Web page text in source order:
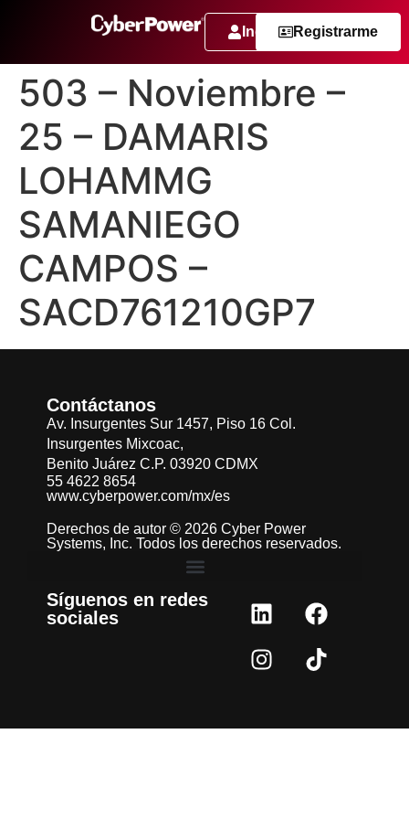
IngresarRegistrarme
503 – Noviembre –
25 – DAMARIS
LOHAMMG
SAMANIEGO
CAMPOS –
SACD761210GP7
Contáctanos
Av. Insurgentes Sur 1457, Piso 16 Col.
Insurgentes Mixcoac,
Benito Juárez C.P. 03920 CDMX
55 4622 8654
www.cyberpower.com/mx/es
Derechos de autor © 2026 Cyber Power
Systems, Inc. Todos los derechos reservados.
Síguenos en redes
sociales